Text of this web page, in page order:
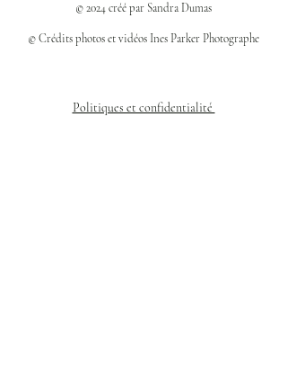
© 2024 créé par Sandra Dumas
© Crédits photos et vidéos Ines Parker Photographe
Politiques et confidentialité